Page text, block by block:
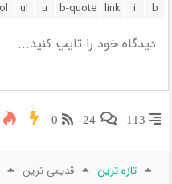
113
24
0
تازه ترین قدیمی ترین